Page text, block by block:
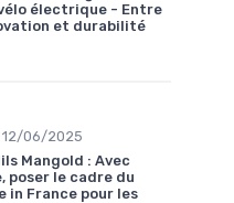
électrique - Entre
et durabilité
12/06/2025
Mangold : Avec
poser le cadre du
in France pour les